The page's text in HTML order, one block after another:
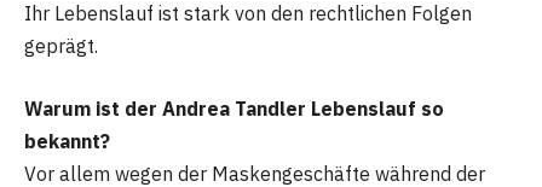
Ihr Lebenslauf ist stark von den rechtlichen Folgen
geprägt.
Warum ist der Andrea Tandler Lebenslauf so
bekannt?
Vor allem wegen der Maskengeschäfte während der